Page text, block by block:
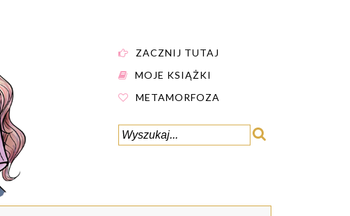
ZACZNIJ TUTAJ
MOJE KSIĄŻKI
METAMORFOZA